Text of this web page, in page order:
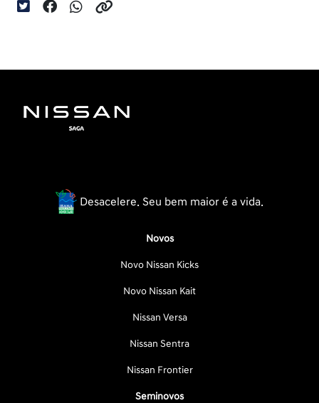
Desacelere. Seu bem maior é a vida.
Novos
Novo Nissan Kicks
Novo Nissan Kait
Nissan Versa
Nissan Sentra
Nissan Frontier
Seminovos